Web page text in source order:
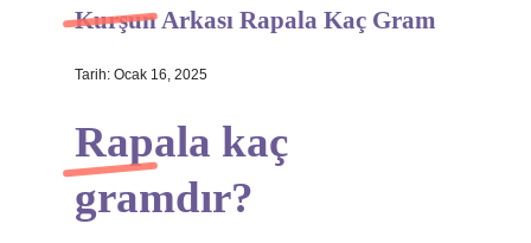
Hakkımızda
Kurşun Arkası Rapala Kaç Gram
Tarih: Ocak 16, 2025
Rapala kaç
gramdır?